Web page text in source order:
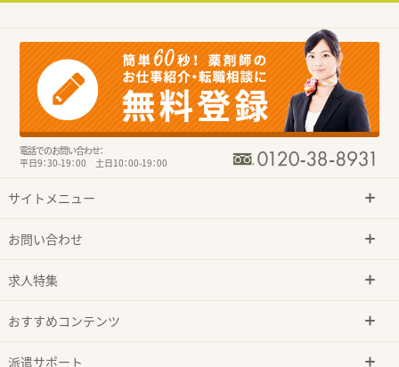
電話でのお問い合わせ：
平日9：30-19：00 土日10：00-19：00
サイトメニュー
お問い合わせ
求人特集
おすすめコンテンツ
派遣サポート